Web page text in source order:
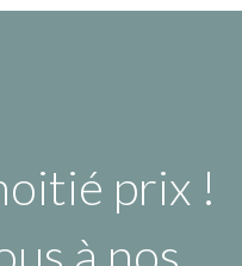
prix !